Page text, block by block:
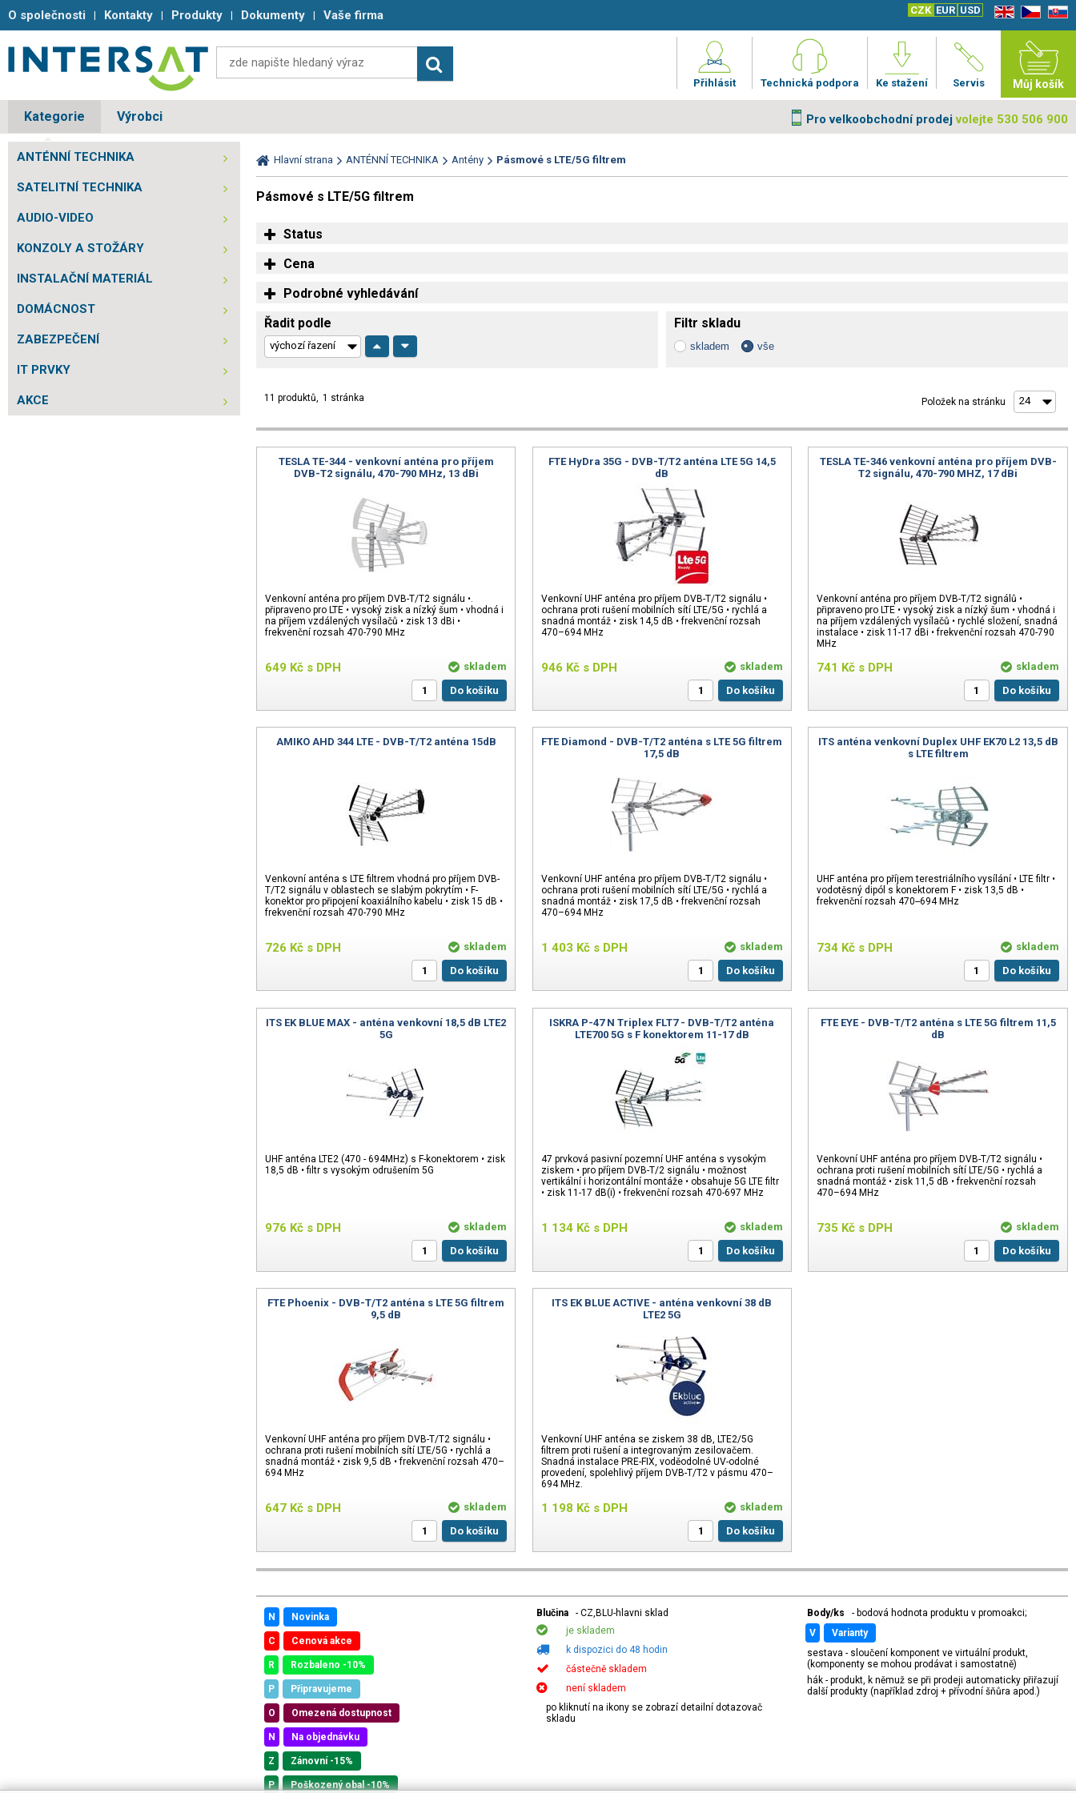
O společnosti Kontakty Produkty Dokumenty Vaše firma EN CZ SK
CZK EUR USD
Můj košík
Servis
Ke stažení
Technická podpora
Přihlásit
Kategorie Výrobci Pro velkoobchodní prodejvolejte 530 506 900
ANTÉNNÍ TECHNIKA
SATELITNÍ TECHNIKA
AUDIO-VIDEO
KONZOLY A STOŽÁRY
INSTALAČNÍ MATERIÁL
DOMÁCNOST
ZABEZPEČENÍ
IT PRVKY
AKCE
Hlavní strana ANTÉNNÍ TECHNIKA Antény Pásmové s LTE/5G filtrem
Pásmové s LTE/5G filtrem
Status
Cena
Podrobné vyhledávání
Řadit podle
Filtr skladu
skladem vše
11 produktů 1 stránka Položek na stránku
TESLA TE-344 - venkovní anténa pro příjem
DVB-T2 signálu, 470-790 MHz, 13 dBi
Venkovní anténa pro příjem DVB-T/T2 signálu •.
připraveno pro LTE • vysoký zisk a nízký šum • vhodná i
na příjem vzdálených vysílačů • zisk 13 dBi •
frekvenční rozsah 470-790 MHz
649 Kč s DPH
skladem
Do košíku
FTE HyDra 35G - DVB-T/T2 anténa LTE 5G 14,5
dB
Venkovní UHF anténa pro příjem DVB-T/T2 signálu •
ochrana proti rušení mobilních sítí LTE/5G • rychlá a
snadná montáž • zisk 14,5 dB • frekvenční rozsah
470–694 MHz
946 Kč s DPH
skladem
Do košíku
TESLA TE-346 venkovní anténa pro příjem DVB-
T2 signálu, 470-790 MHZ, 17 dBi
Venkovní anténa pro příjem DVB-T/T2 signálů •
připraveno pro LTE • vysoký zisk a nízký šum • vhodná i
na příjem vzdálených vysílačů • rychlé složení, snadná
instalace • zisk 11-17 dBi • frekvenční rozsah 470-790
MHz
741 Kč s DPH
skladem
Do košíku
AMIKO AHD 344 LTE - DVB-T/T2 anténa 15dB
Venkovní anténa s LTE filtrem vhodná pro příjem DVB-
T/T2 signálu v oblastech se slabým pokrytím • F-
konektor pro připojení koaxiálního kabelu • zisk 15 dB •
frekvenční rozsah 470-790 MHz
726 Kč s DPH
skladem
Do košíku
FTE Diamond - DVB-T/T2 anténa s LTE 5G filtrem
17,5 dB
Venkovní UHF anténa pro příjem DVB-T/T2 signálu •
ochrana proti rušení mobilních sítí LTE/5G • rychlá a
snadná montáž • zisk 17,5 dB • frekvenční rozsah
470–694 MHz
1 403 Kč s DPH
skladem
Do košíku
ITS anténa venkovní Duplex UHF EK70 L2 13,5 dB
s LTE filtrem
UHF anténa pro příjem terestriálního vysílání • LTE filtr •
vodotěsný dipól s konektorem F • zisk 13,5 dB •
frekvenční rozsah 470--694 MHz
734 Kč s DPH
skladem
Do košíku
ITS EK BLUE MAX - anténa venkovní 18,5 dB LTE2
5G
UHF anténa LTE2 (470 - 694MHz) s F-konektorem • zisk
18,5 dB • filtr s vysokým odrušením 5G
976 Kč s DPH
skladem
Do košíku
ISKRA P-47 N Triplex FLT7 - DVB-T/T2 anténa
LTE700 5G s F konektorem 11-17 dB
47 prvková pasivní pozemní UHF anténa s vysokým
ziskem • pro příjem DVB-T/2 signálu • možnost
vertikální i horizontální montáže • obsahuje 5G LTE filtr
• zisk 11-17 dB(i) • frekvenční rozsah 470-697 MHz
1 134Kč s DPH
skladem
Do košíku
FTE EYE - DVB-T/T2 anténa s LTE 5G filtrem 11,5
dB
Venkovní UHF anténa pro příjem DVB-T/T2 signálu •
ochrana proti rušení mobilních sítí LTE/5G • rychlá a
snadná montáž • zisk 11,5 dB • frekvenční rozsah
470–694 MHz
735 Kč s DPH
skladem
Do košíku
FTE Phoenix - DVB-T/T2 anténa s LTE 5G filtrem
9,5 dB
Venkovní UHF anténa pro příjem DVB-T/T2 signálu •
ochrana proti rušení mobilních sítí LTE/5G • rychlá a
snadná montáž • zisk 9,5 dB • frekvenční rozsah 470–
694 MHz
647 Kč s DPH
skladem
Do košíku
ITS EK BLUE ACTIVE - anténa venkovní 38 dB
LTE2 5G
Venkovní UHF anténa se ziskem 38 dB, LTE2/5G
filtrem proti rušení a integrovaným zesilovačem.
Snadná instalace PRE-FIX, voděodolné UV-odolné
provedení, spolehlivý příjem DVB-T/T2 v pásmu 470–
694 MHz.
1 198 Kč s DPH
skladem
Do košíku
N Novinka
C Cenová akce
R Rozbaleno -10%
P Připravujeme
O Omezená dostupnost
N Na objednávku
Z Zánovní -15%
P Poškozený obal -10%
Blučina
- CZ,BLU-hlavni sklad
je skladem
k dispozici do 48 hodin
částečně skladem
není skladem
po kliknutí na ikony se zobrazí detailní dotazovač
skladu
Body/ks
- bodová hodnota produktu v promoakci;
v
varianty
sestava - sloučení komponent ve virtuální produkt,
(komponenty se mohou prodávat i samostatně)
hák - produkt, k němuž se při prodeji automaticky přiřazují
další produkty (například zdroj + přívodní šňůra apod.)